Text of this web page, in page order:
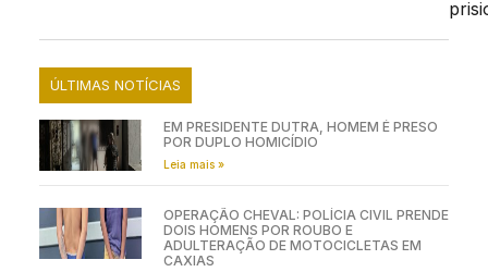
ÚLTIMAS NOTÍCIAS
EM PRESIDENTE DUTRA, HOMEM É PRESO
POR DUPLO HOMICÍDIO
Leia mais »
OPERAÇÃO CHEVAL: POLÍCIA CIVIL PRENDE
DOIS HOMENS POR ROUBO E
ADULTERAÇÃO DE MOTOCICLETAS EM
CAXIAS